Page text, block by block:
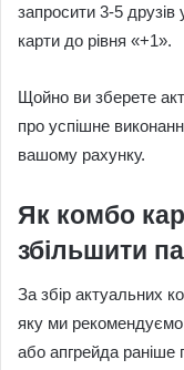
запросити 3-5
карти до рівня «+1».
Щойно ви зберете
про успішне
вашому рахунку.
Як комбо
збільшити
За збір актуальних
яку ми рекомендуємо
або апгрейда раніше